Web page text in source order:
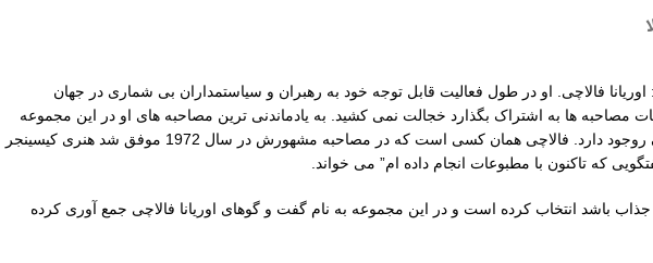
فالاچی. او در طول فعالیت قابل توجه خود به رهبران و سیاستمداران بی شماری در جهان
مصاحبه ها به اشتراک بگذارد خجالت نمی کشید. به یادماندنی ترین مصاحبه های او در این مجموعه
روجود دارد. فالاچی همان کسی است که در مصاحبه مشهورش در سال 1972 موفق شد هنری کیسینجر
که تاکنون با مطبوعات انجام داده ام” می خواند.
باشد انتخاب کرده است و در این مجموعه به نام گفت و گوهای اوریانا فالاچی جمع آوری کرده